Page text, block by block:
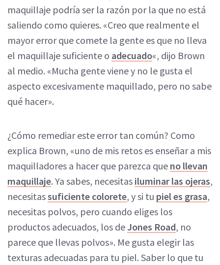
maquillaje podría ser la razón por la que no está
saliendo como quieres. «Creo que realmente el
mayor error que comete la gente es que no lleva
el maquillaje suficiente o adecuado«, dijo Brown
al medio. «Mucha gente viene y no le gusta el
aspecto excesivamente maquillado, pero no sabe
qué hacer».
¿Cómo remediar este error tan común? Como
explica Brown, «uno de mis retos es enseñar a mis
maquilladores a hacer que parezca que no llevan
maquillaje. Ya sabes, necesitas iluminar las ojeras,
necesitassuficiente colorete, y si tu piel es grasa,
necesitas polvos, pero cuando eliges los
productos adecuados, los de Jones Road, no
parece que llevas polvos». Me gusta elegir las
texturas adecuadas para tu piel. Saber lo que tu